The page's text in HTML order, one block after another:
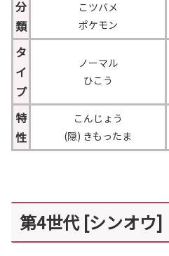
分
類
こツバメ
ポケモン
タ
イ
プ
ノーマル
ひこう
特
性
こんじょう
(隠) きもったま
第4世代 [シンオウ]